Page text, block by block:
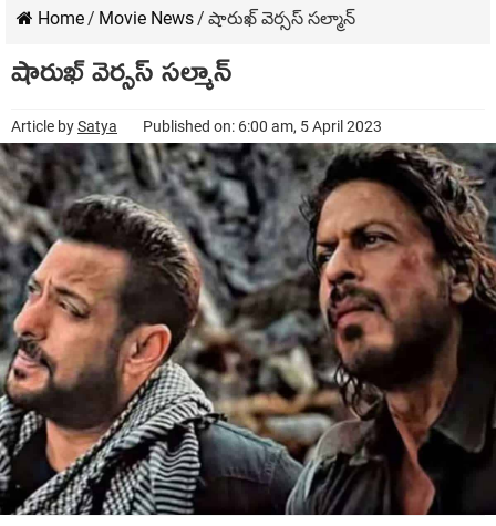
Home/ Movie News/ షారుఖ్ వెర్స‌స్ స‌ల్మాన్
షారుఖ్ వెర్స‌స్ స‌ల్మాన్
Article bySatya Published on: 6:00 am, 5 April 2023